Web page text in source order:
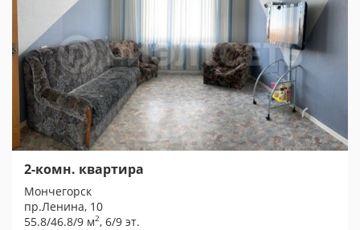
2-комн. квартира
Мончегорск
пр.Ленина, 10
55.8/46.8/9 м2, 6/9 эт.